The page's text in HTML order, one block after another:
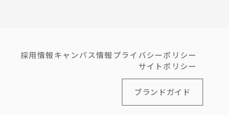
採用情報キャンパス情報プライバシーポリシー
サイトポリシー
ブランドガイド